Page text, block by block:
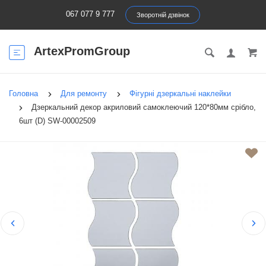
067 077 9 777 Зворотній дзвінок
ArtexPromGroup
Головна Для ремонту
Фігурні дзеркальні наклейки
Дзеркальний декор акриловий самоклеючий 120*80мм срібло,
6шт (D) SW-00002509